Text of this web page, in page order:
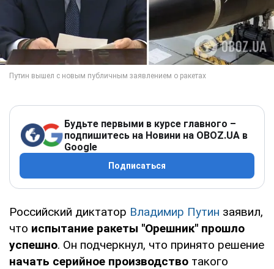
Будьте первыми в курсе главного –
подпишитесь на Новини на OBOZ.UA в
Google
Подписаться
Российский диктатор Владимир Путин заявил,
что испытание ракеты "Орешник" прошло
успешно. Он подчеркнул, что принято решение
начать серийное производство такого